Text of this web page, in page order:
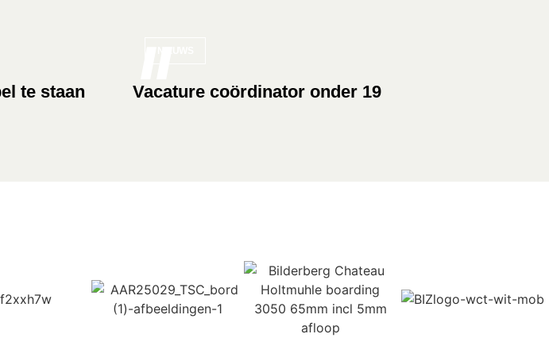
te staan Vacature coördinator onder 19